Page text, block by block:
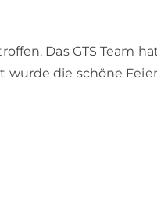
Das GTS Team
die schöne